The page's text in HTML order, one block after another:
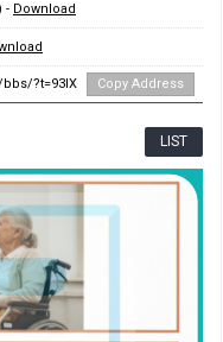
- Download
?t=93IX Copy Address
LIST